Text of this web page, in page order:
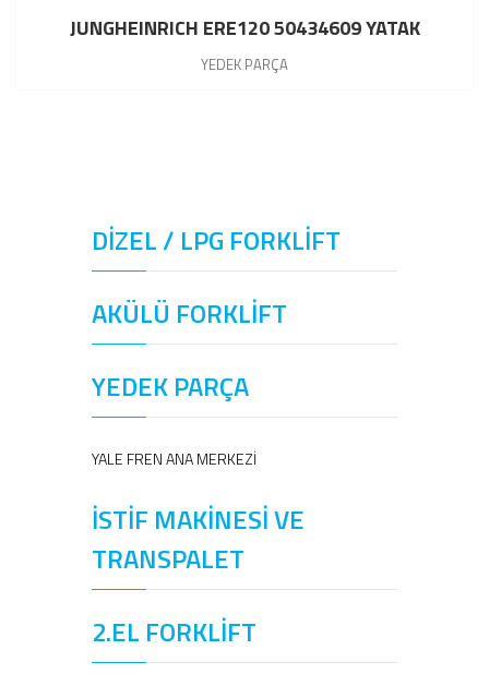
JUNGHEINRICH ERE120 50434609 YATAK
YEDEK PARÇA
DİZEL / LPG FORKLİFT
AKÜLÜ FORKLİFT
YEDEK PARÇA
YALE FREN ANA MERKEZİ
İSTİF MAKİNESİ VE
TRANSPALET
2.EL FORKLİFT